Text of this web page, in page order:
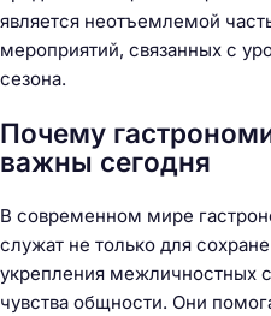
является неотъемлемой
мероприятий, связанных с
сезона.
Почему
важны сегодня
В современном мире
служат не только для
укрепления межличностных
чувства общности. Они
Н
а
т
и